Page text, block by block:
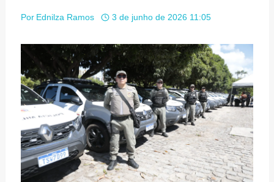
Por Ednilza Ramos 3 de junho de 2026 11:05